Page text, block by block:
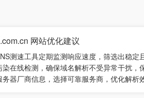
网站优化建议
测速工具定期监测响应速度，筛选出稳
在线检测，确保域名解析不受异常干扰，
器厂商信息，选择可靠服务商，优化解析